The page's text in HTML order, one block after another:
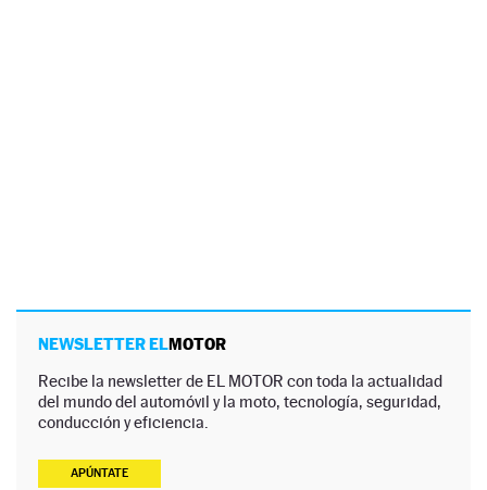
NEWSLETTER ELMOTOR
Recibe la newsletter de EL MOTOR con toda la actualidad
del mundo del automóvil y la moto, tecnología, seguridad,
conducción y eficiencia.
APÚNTATE